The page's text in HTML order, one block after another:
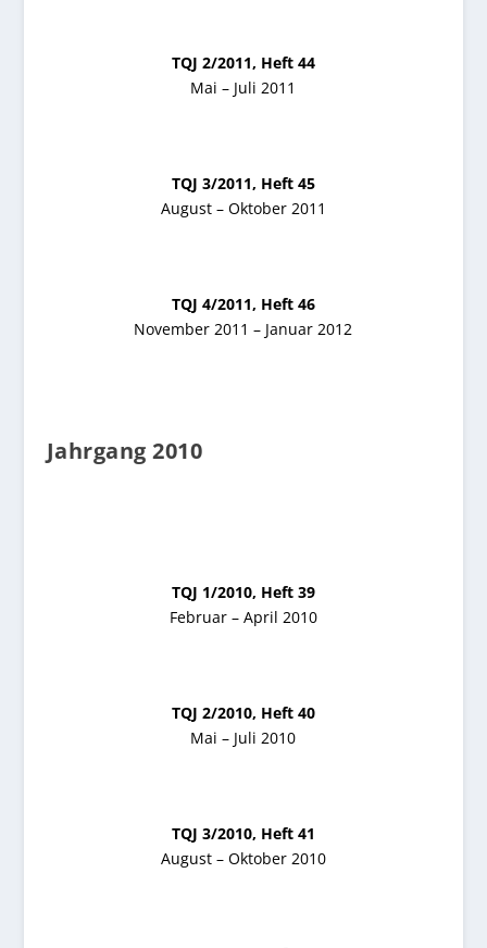
TQJ 2/2011, Heft 44
Mai – Juli 2011
TQJ 3/2011, Heft 45
August – Oktober 2011
TQJ 4/2011, Heft 46
November 2011 – Januar 2012
Jahrgang 2010
TQJ 1/2010, Heft 39
Februar – April 2010
TQJ 2/2010, Heft 40
Mai – Juli 2010
TQJ 3/2010, Heft 41
August – Oktober 2010